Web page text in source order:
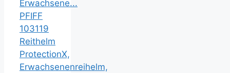
PFIFF
103119
Reithelm
ProtectionX,
Erwachsenenreihelm,